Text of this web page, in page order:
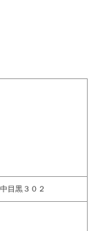
目黒３０２